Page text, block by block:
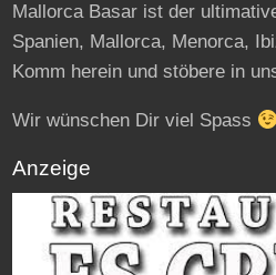
Mallorca Basar ist der
Spanien, Mallorca, Menorca,
Komm herein und stöbere in
Wir wünschen Dir viel Spass
Anzeige